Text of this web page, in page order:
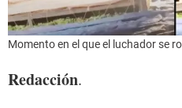
Momento en el que el luchador se
Redacción.